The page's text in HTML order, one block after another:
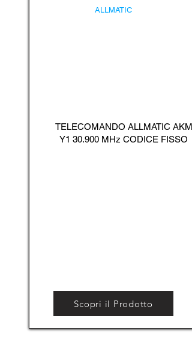
ALLMATIC
TELECOMANDO ALLMATIC AKM
Y1 30.900 MHz CODICE FISSO
Scopri il Prodotto